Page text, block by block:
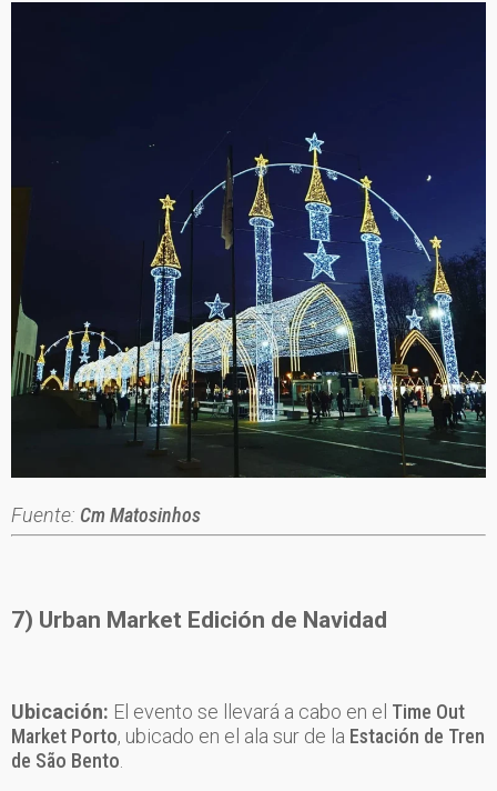
Fuente: Cm Matosinhos
7) Urban Market Edición de Navidad
Ubicación: El evento se llevará a cabo en el Time Out
Market Porto, ubicado en el ala sur de la Estación de Tren
de São Bento